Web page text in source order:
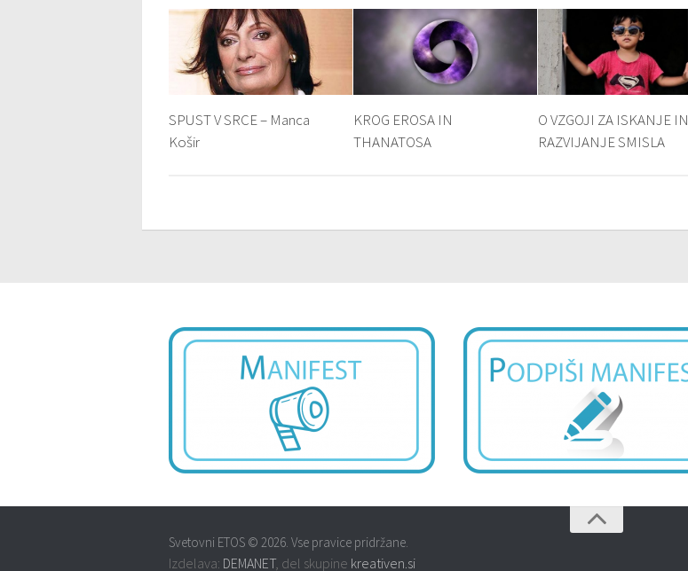
SPUST V SRCE – Manca
Košir
KROG EROSA IN
THANATOSA
O VZGOJI ZA ISKANJE IN
RAZVIJANJE SMISLA
Svetovni ETOS © 2026. Vse pravice pridržane.
Izdelava: DEMANET, del skupine kreativen.si